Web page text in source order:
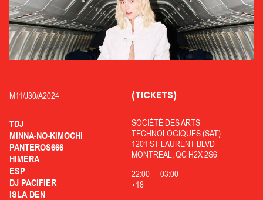
M11/J30/A2024
TDJ
MINNA-NO-KIMOCHI
PANTEROS666
HIMERA
ESP
DJ PACIFIER
ISLA DEN
SOCIÉTÉ DES ARTS
TECHNOLOGIQUES (SAT)
1201 ST LAURENT BLVD
MONTREAL, QC H2X 2S6
22:00—03:00
+18
(TICKETS)